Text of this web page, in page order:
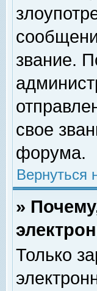
звание.
свое
форума.
Вернуться
»
Только